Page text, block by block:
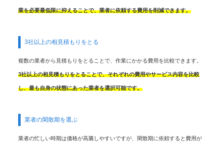
業を必要最低限に抑えることで、業者に依頼する費用を削減できます。
3社以上の相見積もりをとる
複数の業者から見積もりをとることで、作業にかかる費用を比較できます。
3社以上の相見積もりをとることで、それぞれの費用やサービス内容を比較
し、最も自身の状態にあった業者を選択可能です。
業者の閑散期を選ぶ
業者の忙しい時期は価格が高騰しやすいですが、閑散期に依頼すると費用が